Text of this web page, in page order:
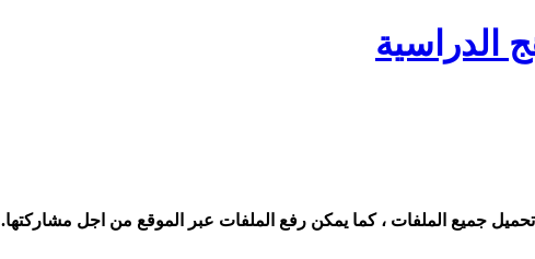
الدراسية
جميع الملفات ، كما يمكن رفع الملفات عبر الموقع من اجل مشاركتها.